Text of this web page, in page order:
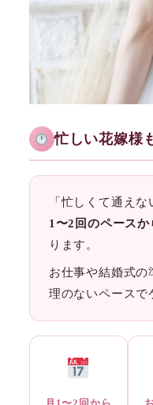
忙しい花嫁様
「忙しくて通え
1〜2回のペース
ります。
お仕事や結婚式の
理のないペース